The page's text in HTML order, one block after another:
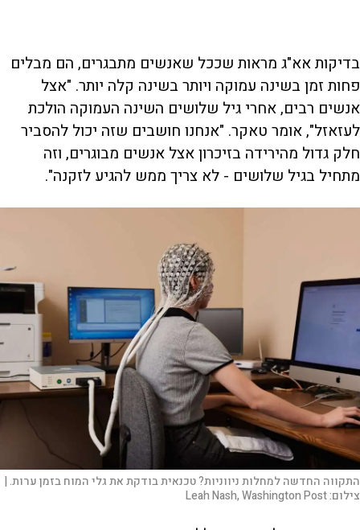
בדיקות אא"ג מראות שככל שאנשים מתבגרים, הם מבלים
פחות זמן בשינה עמוקה ויותר בשינה קלה יותר. "אצל
אנשים רבים, אחרי גיל שלושים השינה העמוקה הולכת
לעזאזל", אומר טאקר. "אנחנו חושבים שזה יכול להסביר
חלק גדול מהירידה בזיכרון אצל אנשים מבוגרים, וזה
מתחיל בגיל שלושים - לא צריך ממש להגיע לזקנה".
התקווה החדשה למחלות ניווניות? טכנאית בודקת את גלי המוח בזמן ערות. |
צילום:Leah Nash, Washington Post